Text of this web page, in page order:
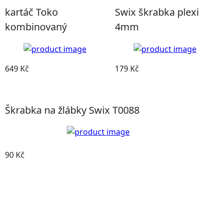
kartáč Toko
kombinovaný
649 Kč
Swix škrabka plexi
4mm
179 Kč
Škrabka na žlábky Swix T0088
90 Kč